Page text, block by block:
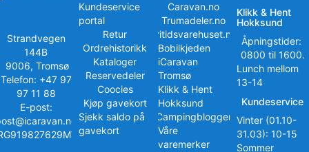
Strandvegen
144B
9006, Tromsø
Telefon: +47 97
97 11 88
E-post:
Kundeservice
portal
Retur
Ordrehistorikk
Kataloger
Reservedeler
Coocies
Kjøp gavekort
Sjekk saldo på
gavekort
Caravan.no
Trumadeler.no
Fritidsvarehuset.no
Bobilkjeden
iCaravan
Tromsø
Klikk & Hent
Hokksund
iCampingbloggen
Våre
varemerker
Klikk & Hent
Hokksund
Åpningstider:
0800 til 1600.
Lunch mellom
13-14
Kundeservice
Vinter (01.10-
31.03): 10-15
Sommer